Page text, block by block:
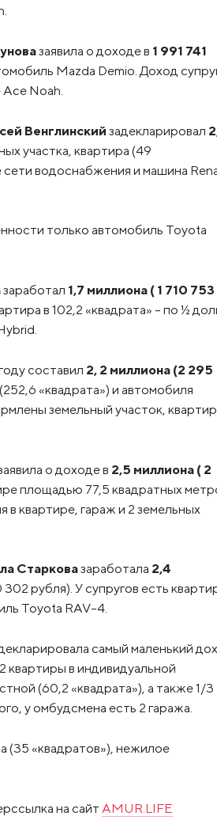
заявила о доходе в 1 991 741
Mazda Demio. Доход
Noah.
Венглинский задекларировал
участка, квартира (49
сети водоснабжения и машина
только автомобиль Toyota
заработал 1,7 миллиона ( 1 710 753
в 102,2 «квадрата» – по ½
составил 2, 2 миллиона (2 295
«квадрата») и автомобиля
земельный участок,
о доходе в 2,5 миллиона ( 2
площадью 77,5 квадратных
в квартире, гараж и 2 земельных
Старковазаработала 2,4
рубля). У супругов есть
Toyota RAV-4.
самый маленький
квартиры в индивидуальной
(60,2 «квадрата»), а также 1/3
у омбудсмена есть 2 гаража.
(35 «квадратов»), нежилое
на сайт AMUR.LIFE